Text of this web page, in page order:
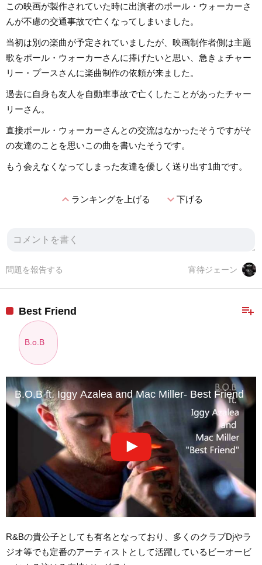
この映画が製作されていた時に出演者のポール・ウォーカーさ
んが不慮の交通事故で亡くなってしまいました。
当初は別の楽曲が予定されていましたが、映画制作者側は主題
歌をポール・ウォーカーさんに捧げたいと思い、急きょチャー
リー・プースさんに楽曲制作の依頼が来ました。
過去に自身も友人を自動車事故で亡くしたことがあったチャー
リーさん。
直接ポール・ウォーカーさんとの交流はなかったそうですがそ
の友達のことを思いこの曲を書いたそうです。
もう会えなくなってしまった友達を優しく送り出す1曲です。
expand_lessランキングを上げる expand_more下げる
宵待ジェーン
問題を報告する
playlist_add
Best Friend
B.o.B
B.O.B ft. Iggy Azalea and Mac Miller- Best Friend
R&Bの貴公子としても有名となっており、多くのクラブDjやラ
ジオ等でも定番のアーティストとして活躍しているビーオービ